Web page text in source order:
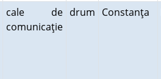
cale de
comunicaţie
drum Constanţa